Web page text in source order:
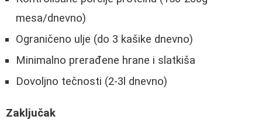
mesa/dnevno)
Ograničeno ulje (do 3 kašike dnevno)
Minimalno prerađene hrane i slatkiša
Dovoljno tečnosti (2-3l dnevno)
Zaključak